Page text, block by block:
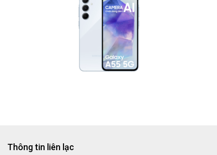
Thông tin liên lạc